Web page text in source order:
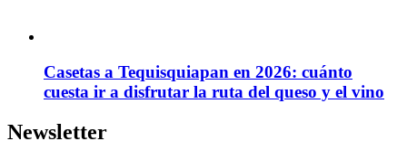
Casetas a Tequisquiapan en 2026: cuánto
cuesta ir a disfrutar la ruta del queso y el vino
Newsletter